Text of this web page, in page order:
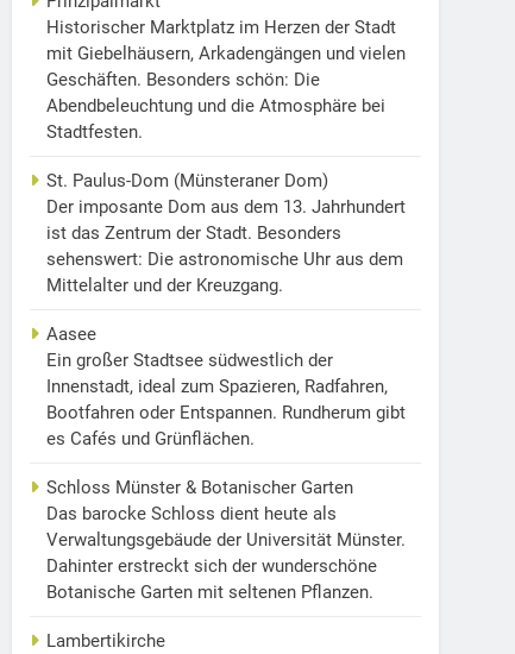
Historischer Marktplatz im Herzen der Stadt
mit Giebelhäusern, Arkadengängen und vielen
Geschäften. Besonders schön: Die
Abendbeleuchtung und die Atmosphäre bei
Stadtfesten.
St. Paulus-Dom (Münsteraner Dom)
Der imposante Dom aus dem 13. Jahrhundert
ist das Zentrum der Stadt. Besonders
sehenswert: Die astronomische Uhr aus dem
Mittelalter und der Kreuzgang.
Aasee
Ein großer Stadtsee südwestlich der
Innenstadt, ideal zum Spazieren, Radfahren,
Bootfahren oder Entspannen. Rundherum gibt
es Cafés und Grünflächen.
Schloss Münster & Botanischer Garten
Das barocke Schloss dient heute als
Verwaltungsgebäude der Universität Münster.
Dahinter erstreckt sich der wunderschöne
Botanische Garten mit seltenen Pflanzen.
Lambertikirche